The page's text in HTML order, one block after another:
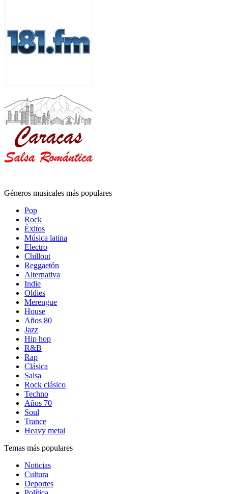
Géneros musicales más populares
Pop
Rock
Éxitos
Música latina
Electro
Chillout
Reggaetón
Alternativa
Indie
Oldies
Merengue
House
Años 80
Jazz
Hip hop
R&B
Rap
Clásica
Salsa
Rock clásico
Techno
Años 70
Soul
Trance
Heavy metal
Temas más populares
Noticias
Cultura
Deportes